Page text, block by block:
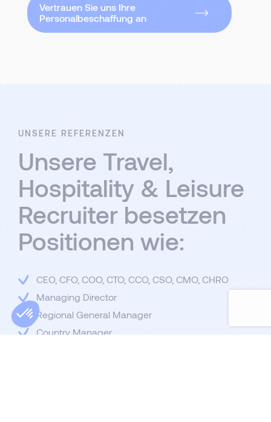
Vertrauen Sie uns Ihre
Personalbeschaffung an
UNSERE REFERENZEN
Unsere Travel,
Hospitality & Leisure
Recruiter besetzen
Positionen wie:
CEO, CFO, COO, CTO, CCO, CSO, CMO, CHRO
Managing Director
Regional General Manager
Country Manager